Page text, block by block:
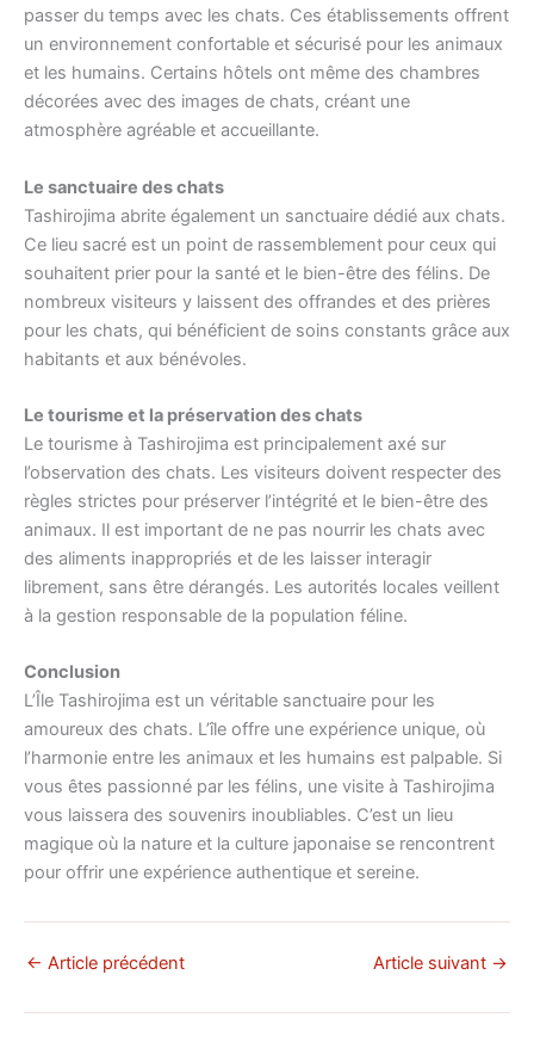
passer du temps avec les chats. Ces établissements offrent
un environnement confortable et sécurisé pour les animaux
et les humains. Certains hôtels ont même des chambres
décorées avec des images de chats, créant une
atmosphère agréable et accueillante.
Le sanctuaire des chats
Tashirojima abrite également un sanctuaire dédié aux chats.
Ce lieu sacré est un point de rassemblement pour ceux qui
souhaitent prier pour la santé et le bien-être des félins. De
nombreux visiteurs y laissent des offrandes et des prières
pour les chats, qui bénéficient de soins constants grâce aux
habitants et aux bénévoles.
Le tourisme et la préservation des chats
Le tourisme à Tashirojima est principalement axé sur
l’observation des chats. Les visiteurs doivent respecter des
règles strictes pour préserver l’intégrité et le bien-être des
animaux. Il est important de ne pas nourrir les chats avec
des aliments inappropriés et de les laisser interagir
librement, sans être dérangés. Les autorités locales veillent
à la gestion responsable de la population féline.
Conclusion
L’Île Tashirojima est un véritable sanctuaire pour les
amoureux des chats. L’île offre une expérience unique, où
l’harmonie entre les animaux et les humains est palpable. Si
vous êtes passionné par les félins, une visite à Tashirojima
vous laissera des souvenirs inoubliables. C’est un lieu
magique où la nature et la culture japonaise se rencontrent
pour offrir une expérience authentique et sereine.
← Article précédent Article suivant →